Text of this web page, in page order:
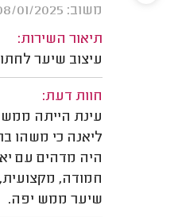
משוב: 08/01/2025
תיאור השירות:
עיצוב שיער
חוות דעת:
עינת הייתה
ליאנה כי משהו
היה מדהים עם
חמודה,
שיער ממש יפה.